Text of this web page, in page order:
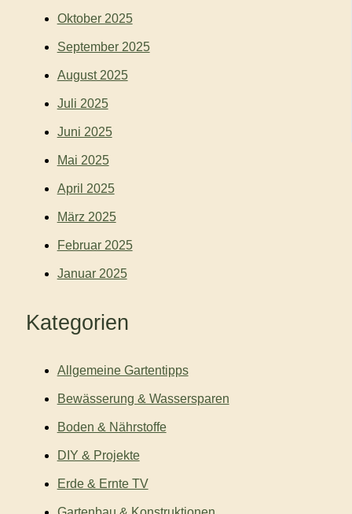
Oktober 2025
September 2025
August 2025
Juli 2025
Juni 2025
Mai 2025
April 2025
März 2025
Februar 2025
Januar 2025
Kategorien
Allgemeine Gartentipps
Bewässerung & Wassersparen
Boden & Nährstoffe
DIY & Projekte
Erde & Ernte TV